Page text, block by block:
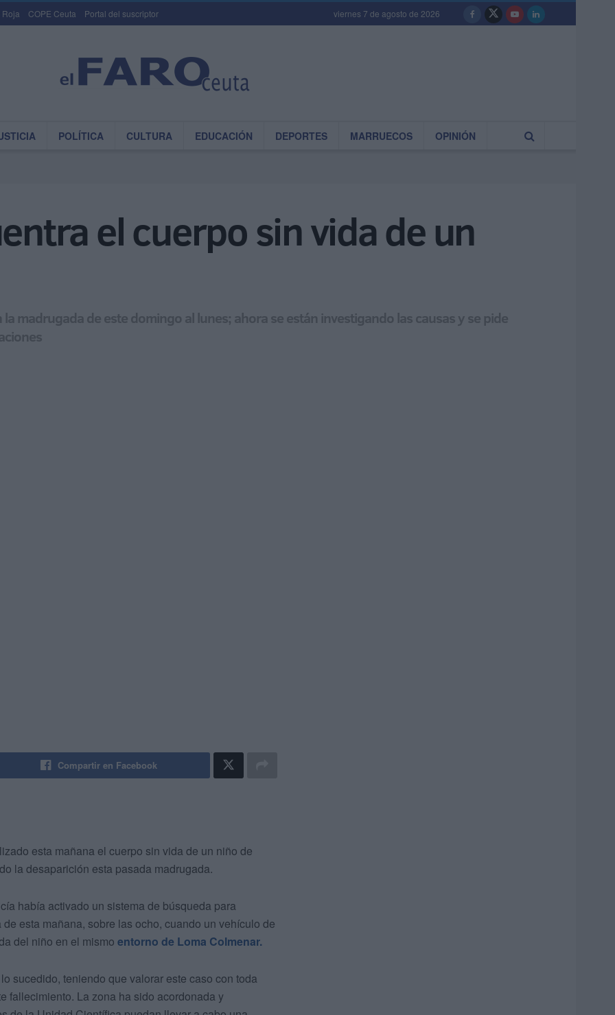
Roja COPE Ceuta Portal del suscriptor viernes 7 de agosto de 2026
POLÍTICA CULTURA EDUCACIÓN DEPORTES MARRUECOS OPINIÓN
el cuerpo sin vida de un
madrugada de este domingo al lunes; ahora se están investigando las causas y se pide
Compartir en Facebook
esta mañana el cuerpo sin vida de un niño de
la desaparición esta pasada madrugada.
había activado un sistema de búsqueda para
esta mañana, sobre las ocho, cuando un vehículo de
del niño en el mismo entorno de Loma Colmenar.
sucedido, teniendo que valorar este caso con toda
fallecimiento. La zona ha sido acordonada y